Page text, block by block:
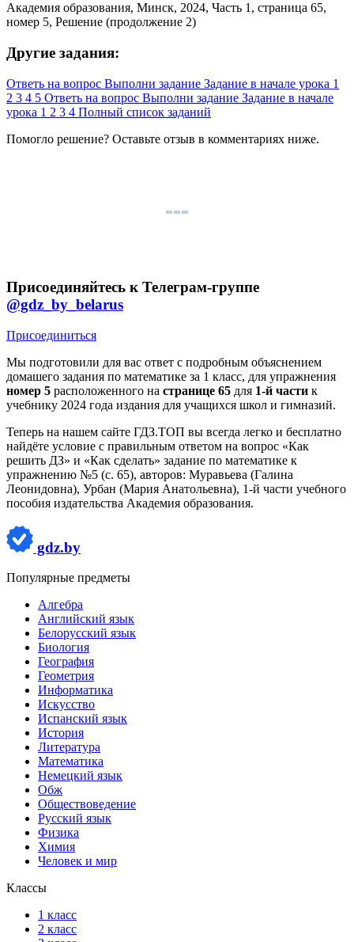
Другие задания:
Ответь на вопрос Выполни задание Задание в начале урока 1
2 3 4 5 Ответь на вопрос Выполни задание Задание в начале
урока 1 2 3 4 Полный список заданий
Помогло решение? Оставьте отзыв в комментариях ниже.
Присоединяйтесь к Телеграм-группе
@gdz_by_belarus
Присоединиться
Мы подготовили для вас ответ c подробным объяснением
домашего задания по математике за 1 класс, для упражнения
номер 5 расположенного на странице 65 для 1-й части к
учебнику 2024 года издания для учащихся школ и гимназий.
Теперь на нашем сайте ГДЗ.ТОП вы всегда легко и бесплатно
найдёте условие с правильным ответом на вопрос «Как
решить ДЗ» и «Как сделать» задание по математике к
упражнению №5 (с. 65), авторов: Муравьева (Галина
Леонидовна), Урбан (Мария Анатольевна), 1-й части учебного
пособия издательства Академия образования.
gdz.by
Популярные предметы
Алгебра
Английский язык
Белорусский язык
Биология
География
Геометрия
Информатика
Искусство
Испанский язык
История
Литература
Математика
Немецкий язык
Обж
Обществоведение
Русский язык
Физика
Химия
Человек и мир
Классы
1 класс
2 класс